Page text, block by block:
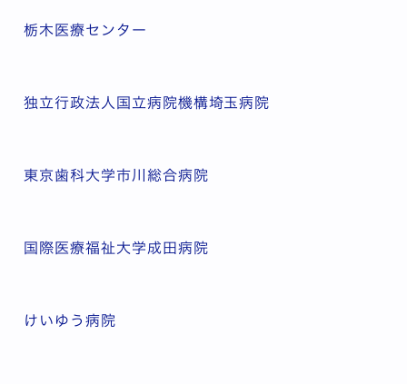
栃木医療センター
独立行政法人国立病院機構埼玉病院
東京歯科大学市川総合病院
国際医療福祉大学成田病院
けいゆう病院